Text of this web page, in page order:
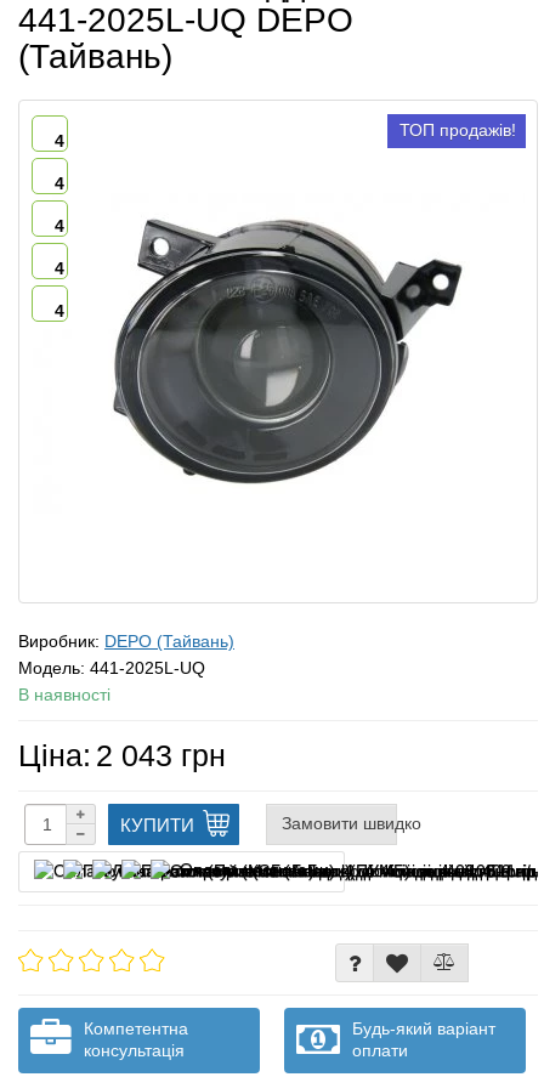
441-2025L-UQ DEPO
(Тайвань)
ТОП продажів!
4
4
4
4
4
Виробник: DEPO (Тайвань)
Модель: 441-2025L-UQ
В наявності
Ціна: 2 043 грн
КУПИТИ Замовити швидко
Оплата частинами
Компетентна
консультація
Будь-який варіант
оплати